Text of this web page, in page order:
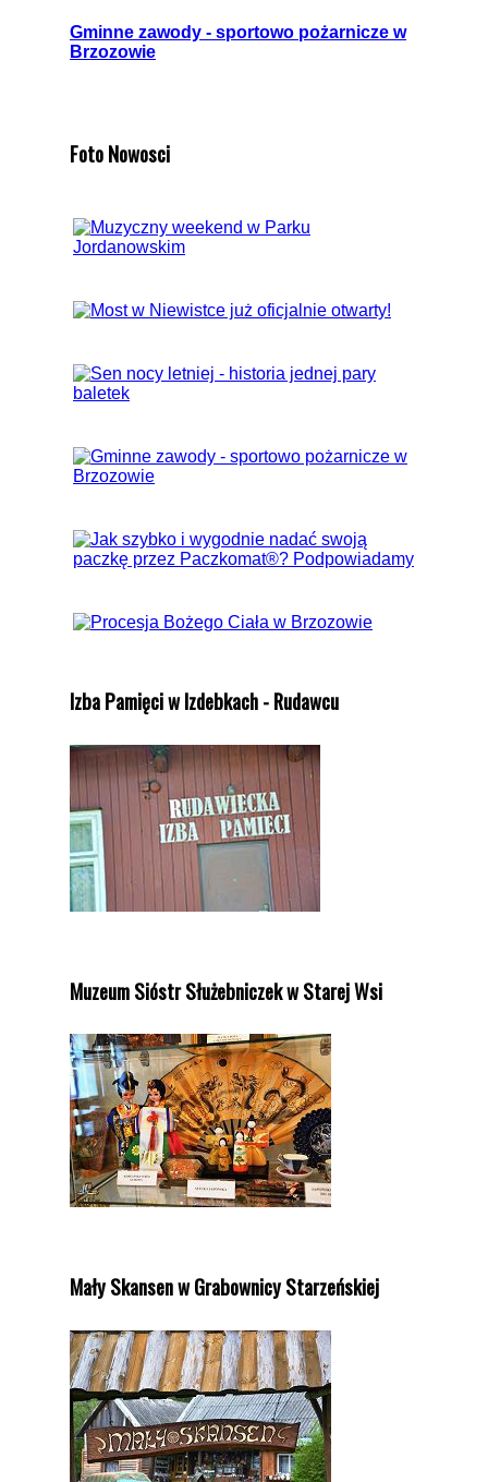
Gminne zawody - sportowo pożarnicze w
Brzozowie
Foto Nowosci
Izba Pamięci w Izdebkach - Rudawcu
Muzeum Sióstr Służebniczek w Starej Wsi
Mały Skansen w Grabownicy Starzeńskiej